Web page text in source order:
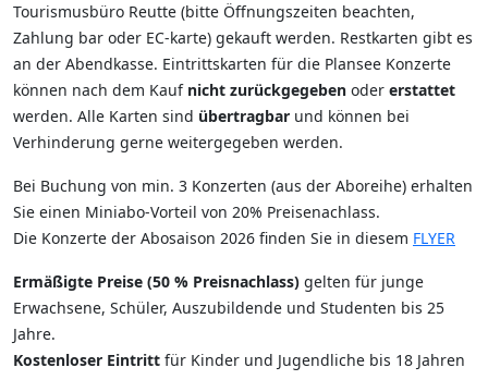
Tourismusbüro Reutte (bitte Öffnungszeiten beachten,
Zahlung bar oder EC-karte) gekauft werden. Restkarten gibt es
an der Abendkasse. Eintrittskarten für die Plansee Konzerte
können nach dem Kauf nicht zurückgegeben oder erstattet
werden. Alle Karten sind übertragbar und können bei
Verhinderung gerne weitergegeben werden.
Bei Buchung von min. 3 Konzerten (aus der Aboreihe) erhalten
Sie einen Miniabo-Vorteil von 20% Preisenachlass.
Die Konzerte der Abosaison 2026 finden Sie in diesem FLYER
Ermäßigte Preise (50 % Preisnachlass) gelten für junge
Erwachsene, Schüler, Auszubildende und Studenten bis 25
Jahre.
Kostenloser Eintritt für Kinder und Jugendliche bis 18 Jahren